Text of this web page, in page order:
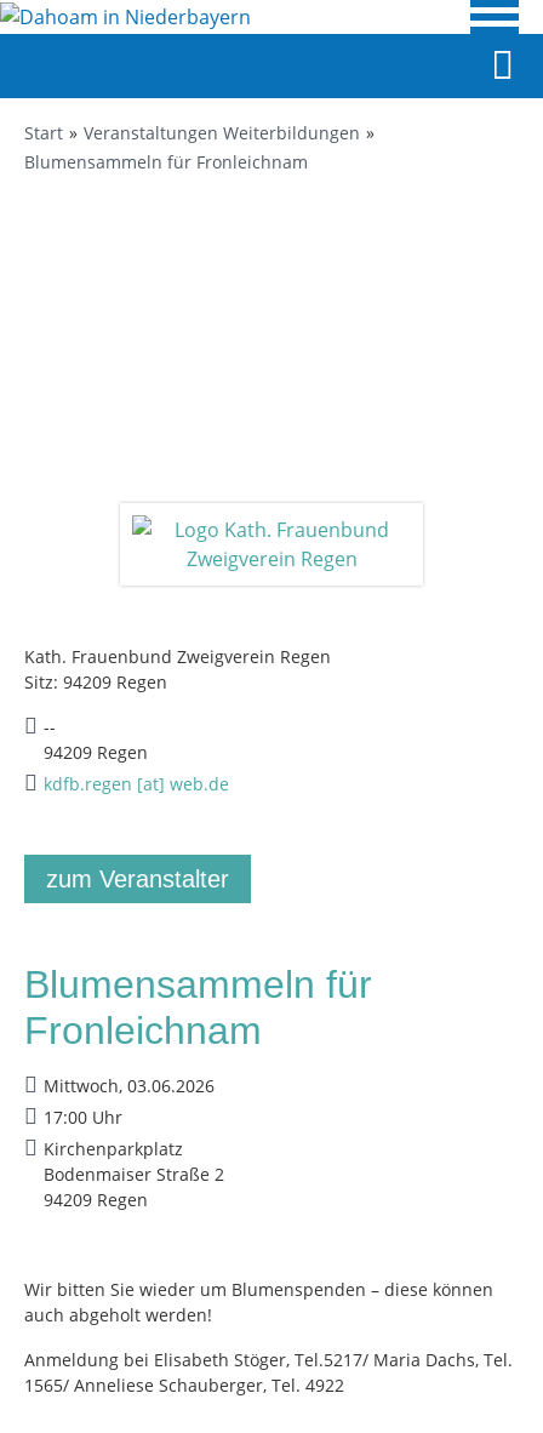
Start
Veranstaltungen Weiterbildungen
Blumensammeln für Fronleichnam
Kath. Frauenbund Zweigverein Regen
Sitz: 94209 Regen
--
94209 Regen
kdfb.regen [at] web.de
zum Veranstalter
Blumensammeln für
Fronleichnam
Mittwoch, 03.06.2026
17:00 Uhr
Kirchenparkplatz
Bodenmaiser Straße 2
94209 Regen
Wir bitten Sie wieder um Blumenspenden – diese können
auch abgeholt werden!
Anmeldung bei Elisabeth Stöger, Tel.5217/ Maria Dachs, Tel.
1565/ Anneliese Schauberger, Tel. 4922